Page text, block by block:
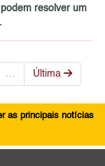
resolver um
Última
as principais notícias